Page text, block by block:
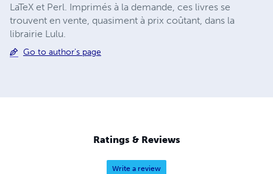
LaTeX et Perl. Imprimés à la demande, ces livres se
trouvent en vente, quasiment à prix coûtant, dans la
librairie Lulu.
Go to author's page
Ratings & Reviews
Write a review